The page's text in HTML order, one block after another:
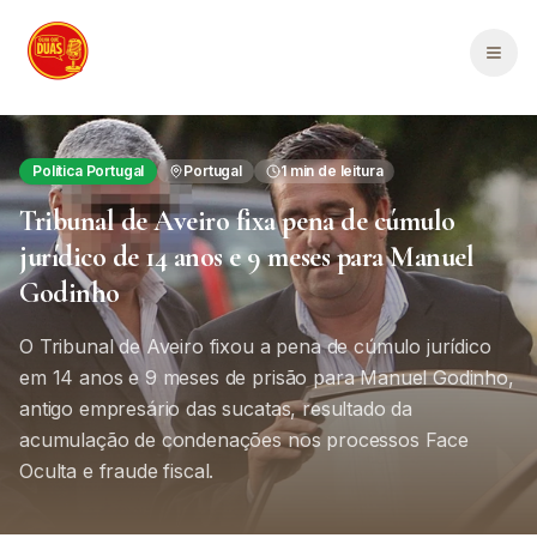
Política Portugal Portugal 1min de leitura
Tribunal de Aveiro fixa pena de cúmulo
jurídico de 14 anos e 9 meses para Manuel
Godinho
O Tribunal de Aveiro fixou a pena de cúmulo jurídico
em 14 anos e 9 meses de prisão para Manuel Godinho,
antigo empresário das sucatas, resultado da
acumulação de condenações nos processos Face
Oculta e fraude fiscal.